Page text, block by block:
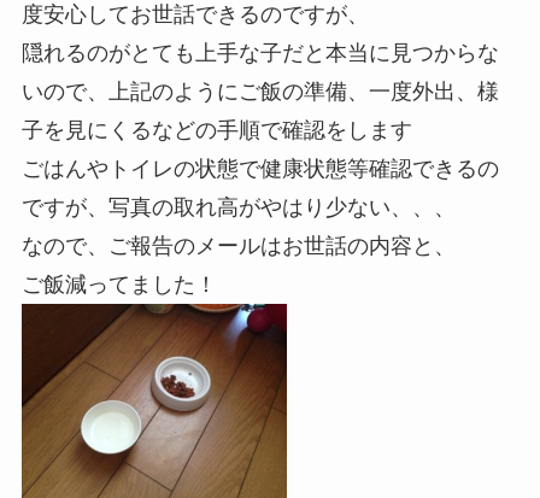
度安心してお世話できるのですが、
隠れるのがとても上手な子だと本当に見つからな
いので、上記のようにご飯の準備、一度外出、様
子を見にくるなどの手順で確認をします
ごはんやトイレの状態で健康状態等確認できるの
ですが、写真の取れ高がやはり少ない、、、
なので、ご報告のメールはお世話の内容と、
ご飯減ってました！